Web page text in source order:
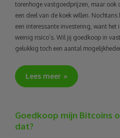
torenhoge vastgoedprijzen, maar
een deel van de koek willen.
een interessante investering, want het
weinig risico’s. Wil jij goedkoop in
gelukkig toch een aantal
Lees meer
Goedkoop mijn Bitcoins
dat?